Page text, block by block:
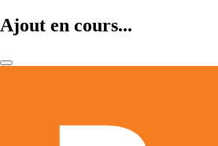
Ajout en cours...